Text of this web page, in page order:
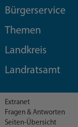
Bürgerservice
Themen
Landkreis
Landratsamt
Extranet
Fragen & Antworten
Seiten-Übersicht